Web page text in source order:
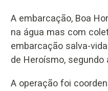
A embarcação, Boa
na água mas com
embarcação salva-
de Heroísmo,
A operação foi